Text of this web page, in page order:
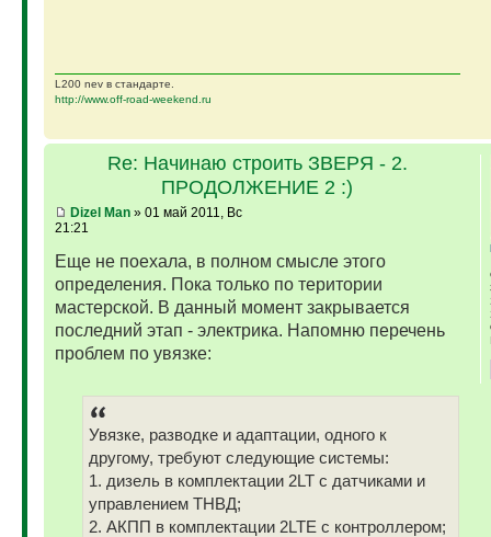
L200 nev в стандарте.
http://www.off-road-weekend.ru
Re: Начинаю строить ЗВЕРЯ - 2.
ПРОДОЛЖЕНИЕ 2 :)
Dizel Man» 01 май 2011, Вс
21:21
Еще не поехала, в полном смысле этого
определения. Пока только по територии
мастерской. В данный момент закрывается
последний этап - электрика. Напомню перечень
проблем по увязке:
Увязке, разводке и адаптации, одного к
другому, требуют следующие системы:
1. дизель в комплектации 2LT с датчиками и
управлением ТНВД;
2. АКПП в комплектации 2LTE с контроллером;